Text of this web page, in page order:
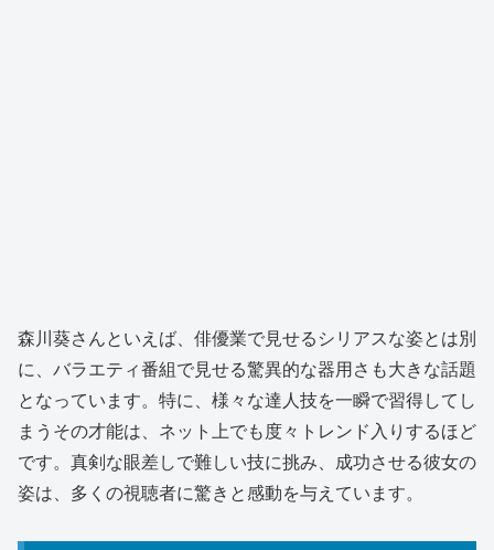
森川葵さんといえば、俳優業で見せるシリアスな姿とは別
に、バラエティ番組で見せる驚異的な器用さも大きな話題
となっています。特に、様々な達人技を一瞬で習得してし
まうその才能は、ネット上でも度々トレンド入りするほど
です。真剣な眼差しで難しい技に挑み、成功させる彼女の
姿は、多くの視聴者に驚きと感動を与えています。